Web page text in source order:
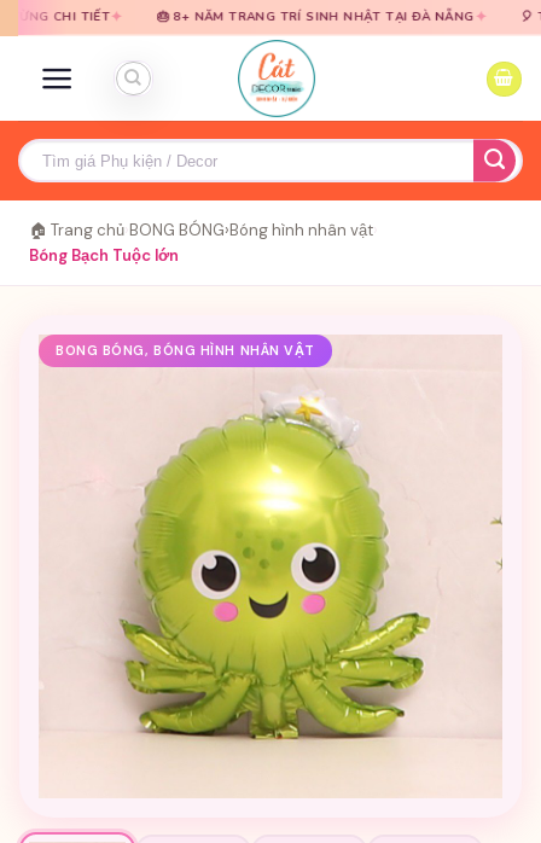
qua
qua
TIẾT✦ 🎂 8+ NĂM TRANG TRÍ SINH NHẬT TẠI ĐÀ NẴNG✦ 🎈 TƯ VẤN
Tìm
kiếm:
🏠 Trang chủ BONG BÓNG›Bóng hình nhân vật
Bóng Bạch Tuộc lớn
BONG BÓNG, BÓNG HÌNH NHÂN VẬT